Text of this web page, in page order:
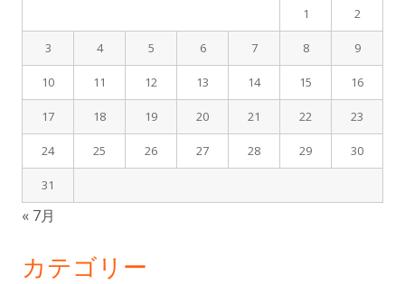
1 2
3 4 5 6 7 8 9
10 11 12 13 14 15 16
17 18 19 20 21 22 23
24 25 26 27 28 29 30
31
« 7月
カテゴリー